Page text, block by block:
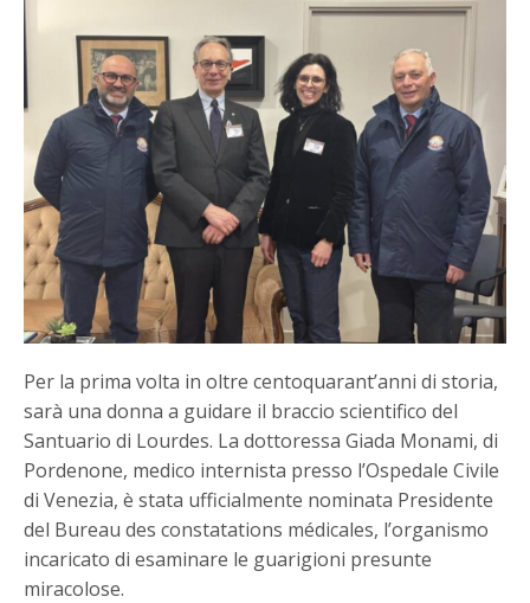
Per la prima volta in oltre centoquarant’anni di storia,
sarà una donna a guidare il braccio scientifico del
Santuario di Lourdes. La dottoressa Giada Monami, di
Pordenone, medico internista presso l’Ospedale Civile
di Venezia, è stata ufficialmente nominata Presidente
del Bureau des constatations médicales, l’organismo
incaricato di esaminare le guarigioni presunte
miracolose.